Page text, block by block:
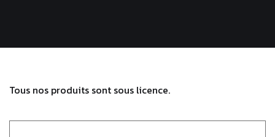
Tous nos produits sont sous licence.